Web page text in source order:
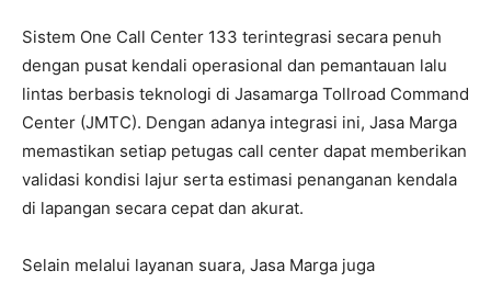
Sistem One Call Center 133 terintegrasi secara penuh
dengan pusat kendali operasional dan pemantauan lalu
lintas berbasis teknologi di Jasamarga Tollroad Command
Center (JMTC). Dengan adanya integrasi ini, Jasa Marga
memastikan setiap petugas call center dapat memberikan
validasi kondisi lajur serta estimasi penanganan kendala
di lapangan secara cepat dan akurat.
Selain melalui layanan suara, Jasa Marga juga